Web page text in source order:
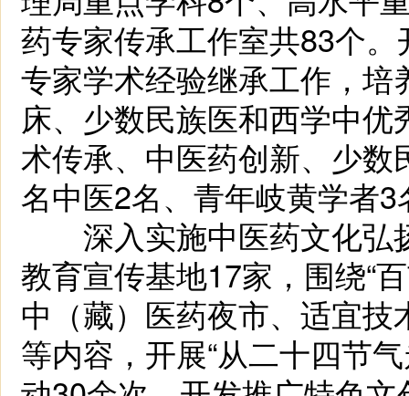
药专家传承工作室共83个
专家学术经验继承工作，
床、少数民族医和西学中
术传承、中医药创新、少
名中医2名、青年岐黄学者
深入实施中医药文化弘
教育宣传基地17家，围绕“
中（藏）医药夜市、适宜
等内容，开展“从二十四节